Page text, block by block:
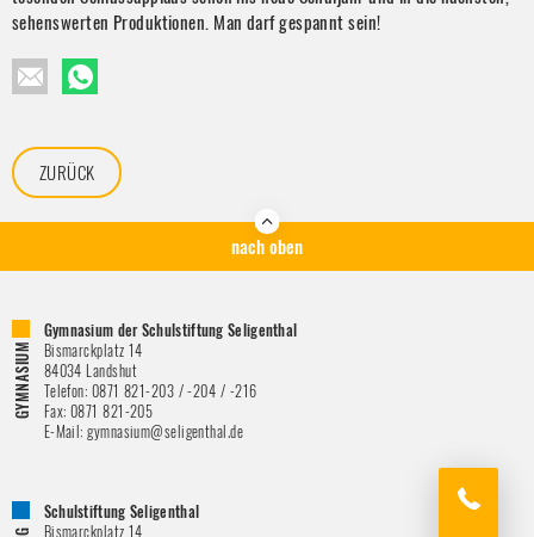
sehenswerten Produktionen. Man darf gespannt sein!
ZURÜCK
nach oben
Gymnasium der Schulstiftung Seligenthal
Bismarckplatz 14
84034 Landshut
Telefon: 0871 821-203 / -204 / -216
Fax: 0871 821-205
E-Mail: gymnasium@seligenthal.de
Schulstiftung Seligenthal
Bismarckplatz 14